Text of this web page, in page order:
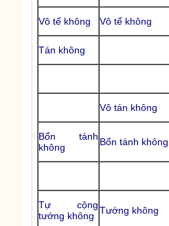
Vô tế không Vô tế không
Tán không
Vô tán không
Bổn tánh
không
Bổn tánh không
Tự cộng
tướng không Tướng không